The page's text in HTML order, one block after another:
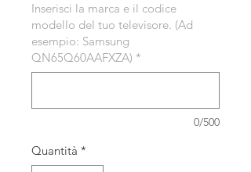
Inserisci la marca e il codice
modello del tuo televisore. (Ad
esempio: Samsung
QN65Q60AAFXZA) *
0/500
Quantità *